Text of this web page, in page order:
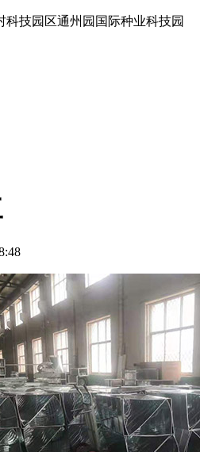
技园区通州园国际种业科技园